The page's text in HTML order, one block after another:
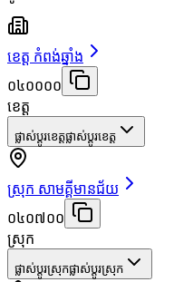
ខេត្ត កំពង់ឆ្នាំង
០៤០០០០
ខេត្ត
ផ្លាស់ប្តូរខេត្តផ្លាស់ប្តូរខេត្ត
ស្រុក សាមគ្គីមានជ័យ
០៤០៧០០
ស្រុក
ផ្លាស់ប្តូរស្រុកផ្លាស់ប្តូរស្រុក